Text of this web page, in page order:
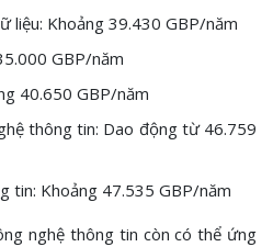
liệu: Khoảng 39.430 GBP/năm
GBP/năm
40.650 GBP/năm
thông tin: Dao động từ 46.759
tin: Khoảng 47.535 GBP/năm
nghệ thông tin còn có thể ứng